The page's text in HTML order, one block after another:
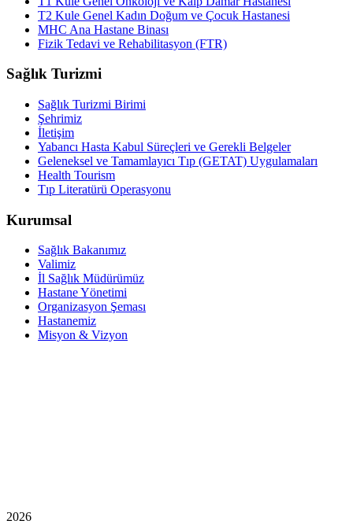
T2 Kule Genel Kadın Doğum ve Çocuk Hastanesi
MHC Ana Hastane Binası
Fizik Tedavi ve Rehabilitasyon (FTR)
Sağlık Turizmi
Sağlık Turizmi Birimi
Şehrimiz
İletişim
Yabancı Hasta Kabul Süreçleri ve Gerekli Belgeler
Geleneksel ve Tamamlayıcı Tıp (GETAT) Uygulamaları
Health Tourism
Tıp Literatürü Operasyonu
Kurumsal
Sağlık Bakanımız
Valimiz
İl Sağlık Müdürümüz
Hastane Yönetimi
Organizasyon Şeması
Hastanemiz
Misyon & Vizyon
2026